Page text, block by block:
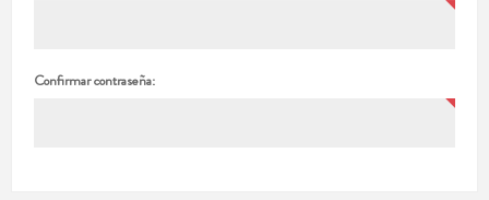
Confirmar contraseña: